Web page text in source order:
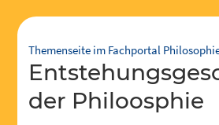
Themenseite im Fachportal
Entstehungsgeschichte
der Philoosphie